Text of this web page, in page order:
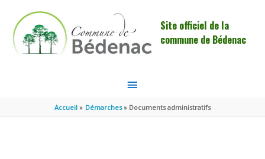
Site officiel de la
commune de Bédenac
MENU
PRINCIPAL
Accueil Démarches Documents administratifs